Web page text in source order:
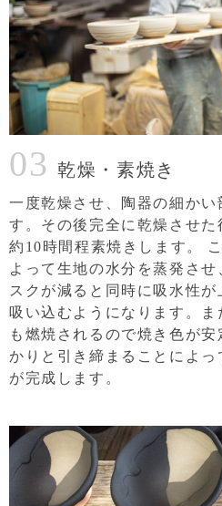
03 乾燥・素焼き
一度乾燥させ、陶器の細かい
す。その後完全に乾燥させ
約10時間程素焼きします。
よって生地の水分を蒸発させ
スクが減ると同時に吸水性
吸い込むようになります。
も燃焼されるので焼き色が
かりと引き締まることによ
が完成します。